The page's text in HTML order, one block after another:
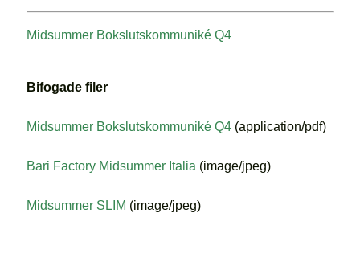
Midsummer Bokslutskommuniké Q4
Bifogade filer
Midsummer Bokslutskommuniké Q4 (application/pdf)
Bari Factory Midsummer Italia (image/jpeg)
Midsummer SLIM (image/jpeg)